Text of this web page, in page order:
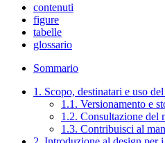
contenuti
figure
tabelle
glossario
Sommario
1. Scopo, destinatari e uso
1.1. Versionamento e
1.2. Consultazione del
1.3. Contribuisci al